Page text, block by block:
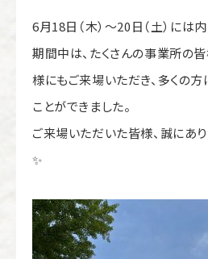
6月18日（木）～20日（土）には
期間中は、たくさんの事業所の
様にもご来場いただき、多くの
ことができました。
ご来場いただいた皆様、誠にあ
✨